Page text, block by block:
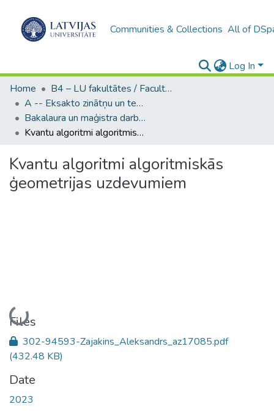
Communities & Collections All of
Log In
Home
B4 – LU fakultātes / Faculties of the UL
A -- Eksakto zinātņu un tehnoloģiju fakultāte / Faculty of Science and Technology
Bakalaura un maģistra darbi (EZTF) / Bachelor's and Master's theses
Kvantu algoritmi algoritmiskās ģeometrijas uzdevumiem
Kvantu algoritmi algoritmiskās
ģeometrijas uzdevumiem
Loading...
Files
302-94593-Zajakins_Aleksandrs_az17085.pdf
(432.48 KB)
Date
2023